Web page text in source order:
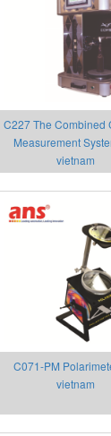
C227 The Combined
Measurement
vietnam
C071-PM
vietnam